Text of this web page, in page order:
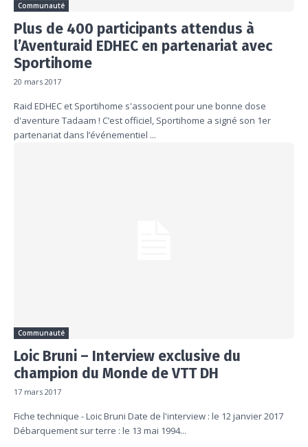
Communauté
Plus de 400 participants attendus à
l’Aventuraid EDHEC en partenariat avec
Sportihome
20 mars 2017
Raid EDHEC et Sportihome s'associent pour une bonne dose
d'aventure Tadaam ! C’est officiel, Sportihome a signé son 1er
partenariat dans l’événementiel ...
Communauté
Loic Bruni – Interview exclusive du
champion du Monde de VTT DH
17 mars 2017
Fiche technique - Loic Bruni Date de l'interview : le 12 janvier 2017
Débarquement sur terre : le 13 mai 1994...